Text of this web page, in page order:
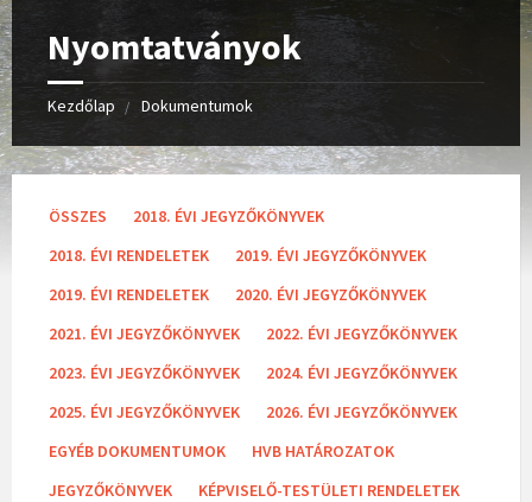
Nyomtatványok
Kezdőlap Dokumentumok
C
t
g
o
r
i
e
s
:
ÖSSZES
2018. ÉVI JEGYZŐKÖNYVEK
2018. ÉVI RENDELETEK
2019. ÉVI JEGYZŐKÖNYVEK
2019. ÉVI RENDELETEK
2020. ÉVI JEGYZŐKÖNYVEK
2021. ÉVI JEGYZŐKÖNYVEK
2022. ÉVI JEGYZŐKÖNYVEK
2023. ÉVI JEGYZŐKÖNYVEK
2024. ÉVI JEGYZŐKÖNYVEK
2025. ÉVI JEGYZŐKÖNYVEK
2026. ÉVI JEGYZŐKÖNYVEK
EGYÉB DOKUMENTUMOK
HVB HATÁROZATOK
JEGYZŐKÖNYVEK
KÉPVISELŐ-TESTÜLETI RENDELETEK